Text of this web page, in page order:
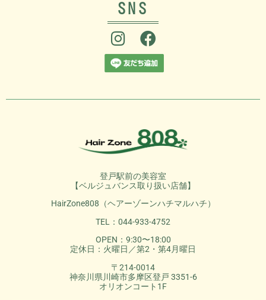
SNS
登戸駅前の美容室
【ベルジュバンス取り扱い店舗】
HairZone808（ヘアーゾーンハチマルハチ）
TEL：044-933-4752
OPEN：9:30〜18:00
定休日：火曜日／第2・第4月曜日
〒214-0014
神奈川県川崎市多摩区登戸 3351-6
オリオンコート1F